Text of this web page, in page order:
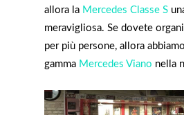
allora la Mercedes Classe S
meravigliosa. Se dovete
per più persone, allora
gamma Mercedes Viano nella